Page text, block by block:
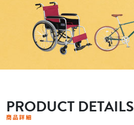
PRODUCT DETAILS
商品詳細